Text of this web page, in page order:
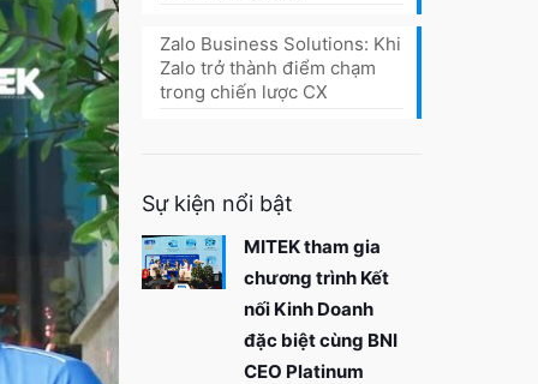
Zalo Business Solutions: Khi
Zalo trở thành điểm chạm
trong chiến lược CX
Sự kiện nổi bật
MITEK tham gia
chương trình Kết
nối Kinh Doanh
đặc biệt cùng BNI
CEO Platinum